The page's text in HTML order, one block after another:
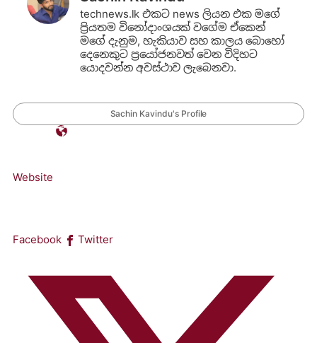
technews.lk එකට news ලියන එක මගේ
ප්‍රියතම විනෝදාංශයක් වගේම ඒකෙන්
මගේ දැනුම, හැකියාව සහ කාලය බොහෝ
දෙනෙකුට ප්‍රයෝජනවත් වෙන විදිහට
යොදවන්න අවස්ථාව ලැබෙනවා.
Sachin Kavindu's Profile
Website
Facebook Twitter